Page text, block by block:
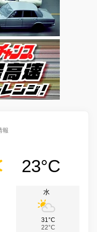
報
23°C
水
31°C
22°C